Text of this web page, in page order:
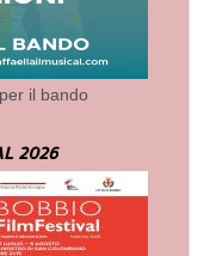
il bando
2026